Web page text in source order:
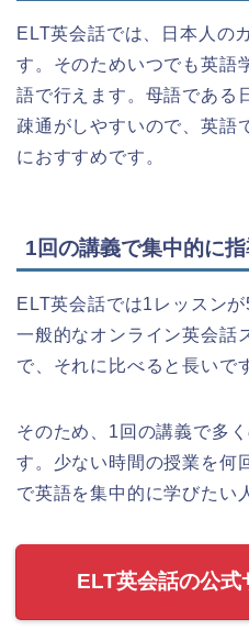
ELT英会話では、日本人の
す。そのためいつでも英語
語で行えます。母語である
疎通がしやすいので、英語
におすすめです。
1回の講義で集中的に
ELT英会話では1レッスン
一般的なオンライン英会話
で、それに比べると長いで
そのため、1回の講義で多
す。少ない時間の授業を何
で英語を集中的に学びたい
ELT英会話の公式